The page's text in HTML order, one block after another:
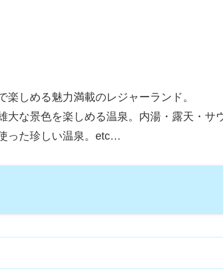
しめる魅力満載のレジャーランド。
な景色を楽しめる温泉。内湯・露天・サ
った珍しい温泉。etc…